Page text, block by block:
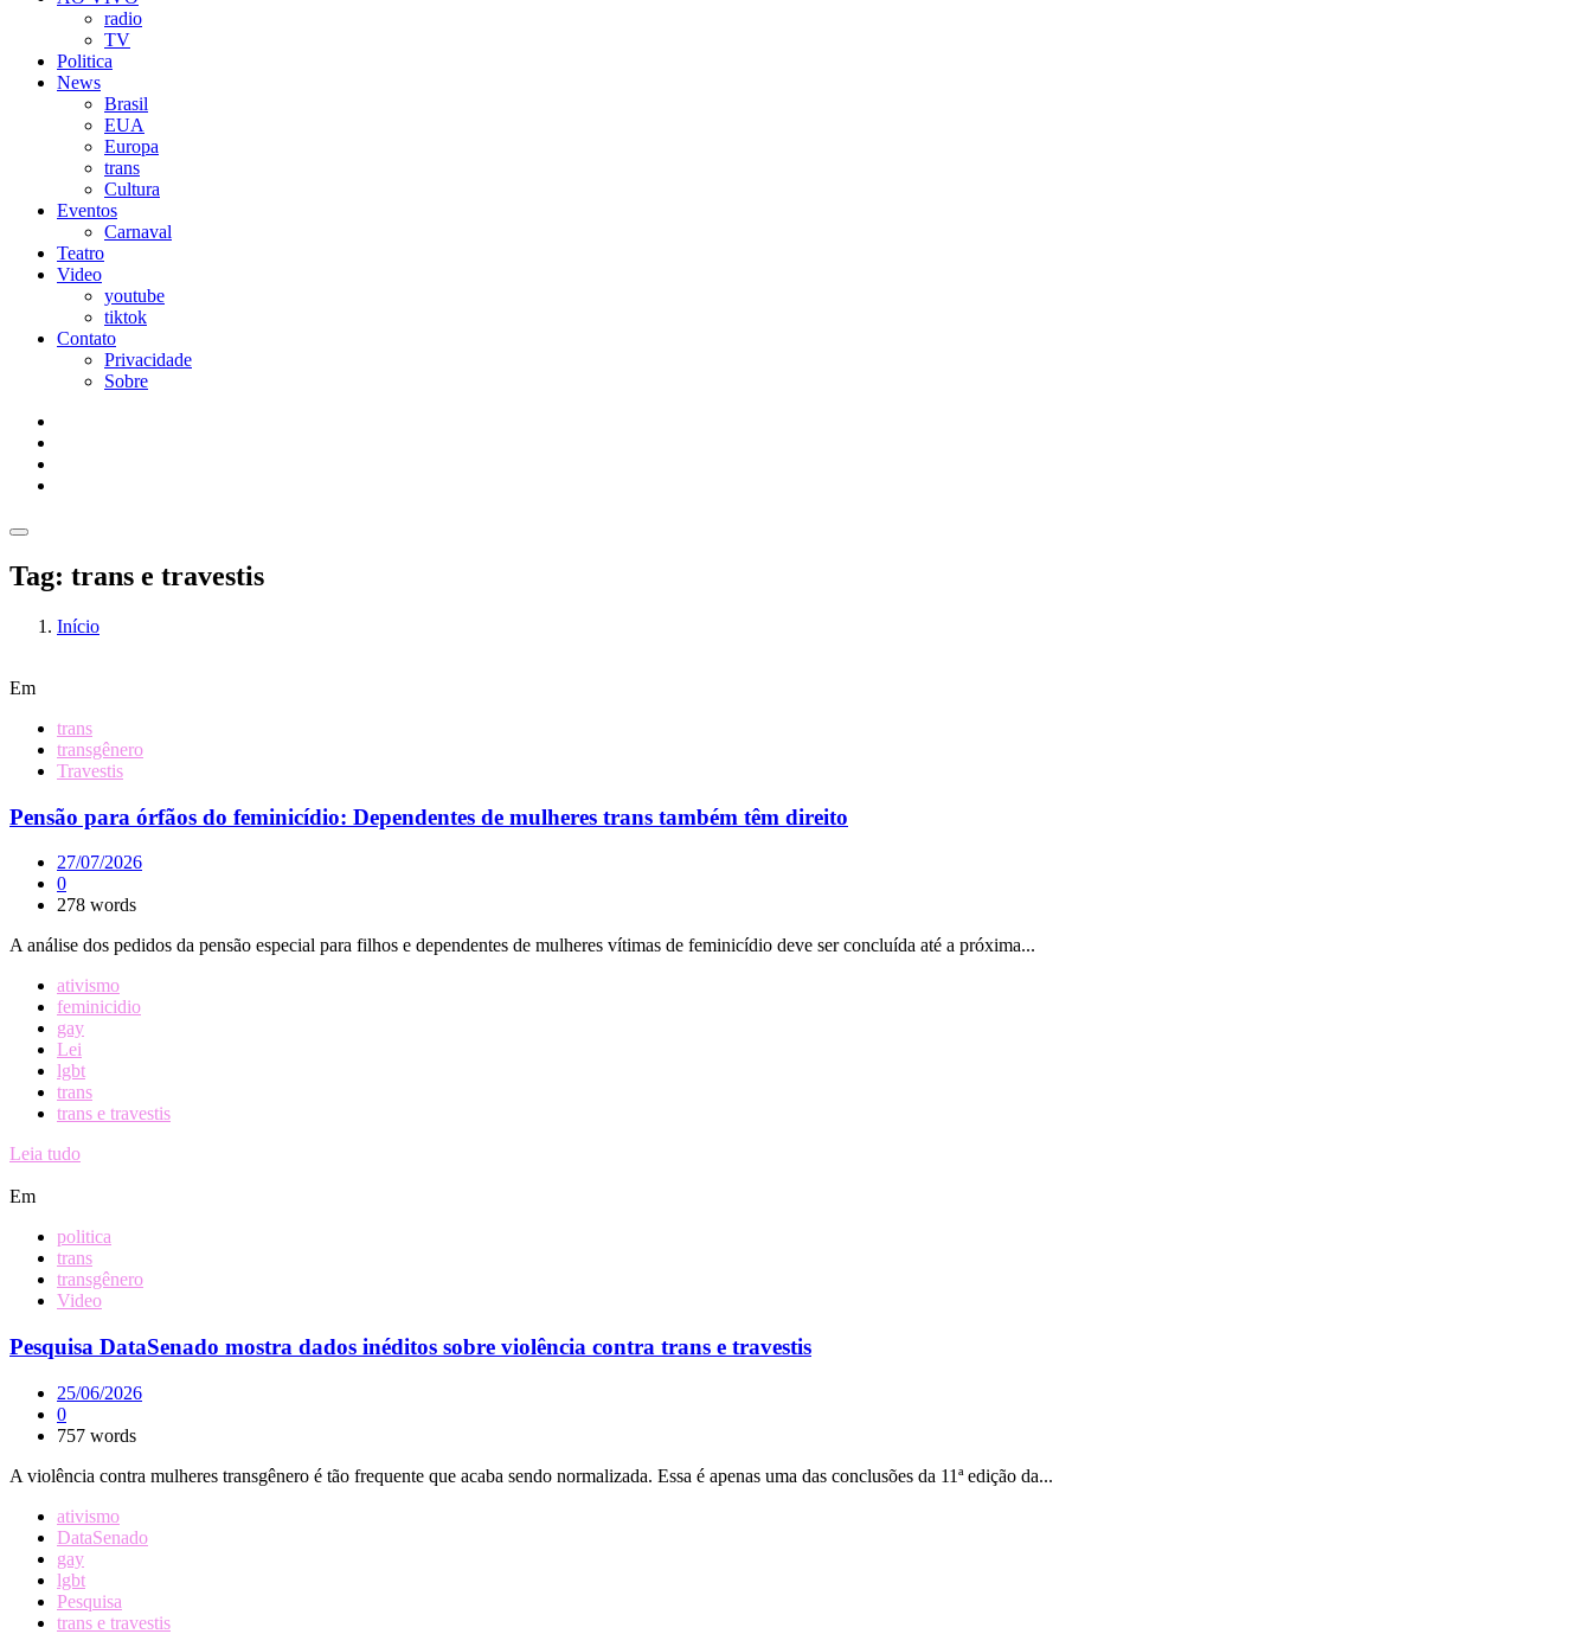
radio
TV
Politica
News
Brasil
EUA
Europa
trans
Cultura
Eventos
Carnaval
Teatro
Video
youtube
tiktok
Contato
Privacidade
Sobre
Tag: trans e travestis
Início
Em
trans
transgênero
Travestis
Pensão para órfãos do feminicídio: Dependentes de mulheres trans também têm direito
27/07/2026
0
278 words
A análise dos pedidos da pensão especial para filhos e dependentes de mulheres vítimas de feminicídio deve ser concluída até a próxima...
ativismo
feminicidio
gay
Lei
lgbt
trans
trans e travestis
Leia tudo
Em
politica
trans
transgênero
Video
Pesquisa DataSenado mostra dados inéditos sobre violência contra trans e travestis
25/06/2026
0
757 words
A violência contra mulheres transgênero é tão frequente que acaba sendo normalizada. Essa é apenas uma das conclusões da 11ª edição da...
ativismo
DataSenado
gay
lgbt
Pesquisa
trans e travestis